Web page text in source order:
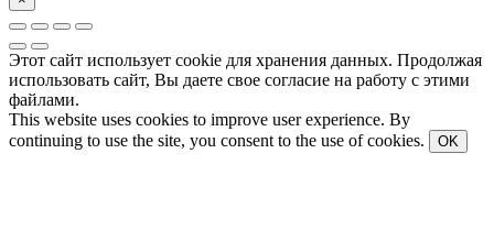
Этот сайт использует cookie для хранения данных. Продолжая
использовать сайт, Вы даете свое согласие на работу с этими
файлами.
This website uses cookies to improve user experience. By
continuing to use the site, you consent to the use of cookies.
OK